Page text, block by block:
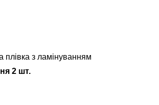
плівка з ламінуванням
2 шт.